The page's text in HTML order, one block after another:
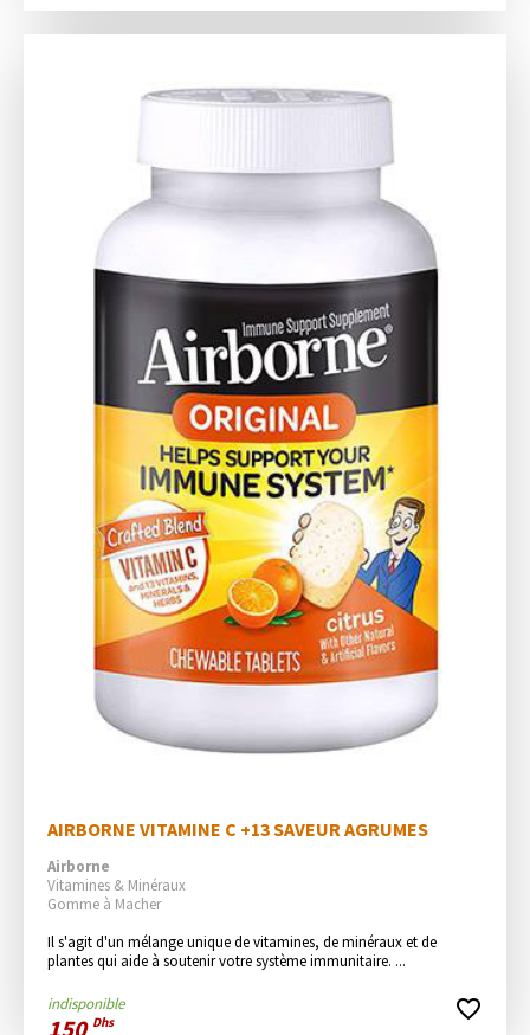
AIRBORNE VITAMINE C +13 SAVEUR AGRUMES
Airborne
Vitamines & Minéraux
Gomme à Macher
Il s'agit d'un mélange unique de vitamines, de minéraux et de
plantes qui aide à soutenir votre système immunitaire. ...
indisponible
Dhs favorite_border